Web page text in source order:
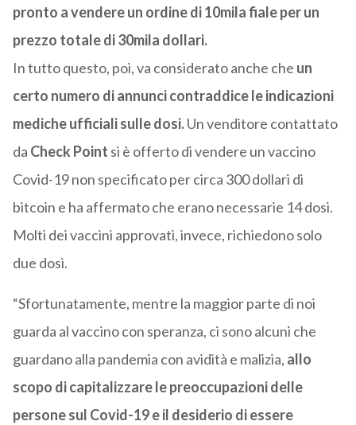
pronto a vendere un ordine di 10mila fiale per un
prezzo totale di 30mila dollari.
In tutto questo, poi, va considerato anche che un
certo numero di annunci contraddice le indicazioni
mediche ufficiali sulle dosi.Un venditore contattato
da Check Point si è offerto di vendere un vaccino
Covid-19 non specificato per circa 300 dollari di
bitcoin e ha affermato che erano necessarie 14 dosi.
Molti dei vaccini approvati, invece, richiedono solo
due dosi.
“Sfortunatamente, mentre la maggior parte di noi
guarda al vaccino con speranza, ci sono alcuni che
guardano alla pandemia con avidità e malizia, allo
scopo di capitalizzare le preoccupazioni delle
persone sul Covid-19 e il desiderio di essere